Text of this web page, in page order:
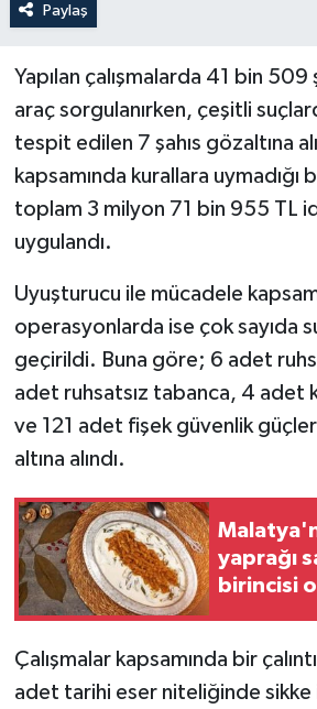
Paylaş
Yapılan çalışmalarda 41 bin 509
araç sorgulanırken, çeşitli
tespit edilen 7 şahıs gözaltına
kapsamında kurallara uymadığı
toplam 3 milyon 71 bin 955 TL
uygulandı.
Uyuşturucu ile mücadele
operasyonlarda ise çok sayıda
geçirildi. Buna göre; 6 adet
adet ruhsatsız tabanca, 4 adet
ve 121 adet fişek güvenlik
altına alındı.
yaprağı
birincisi
Çalışmalar kapsamında bir
adet tarihi eser niteliğinde sikke